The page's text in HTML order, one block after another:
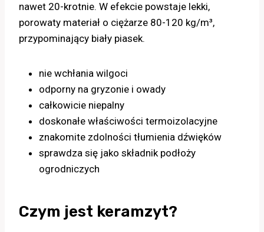
nawet 20-krotnie. W efekcie powstaje lekki,
porowaty materiał o ciężarze 80-120 kg/m³,
przypominający biały piasek.
nie wchłania wilgoci
odporny na gryzonie i owady
całkowicie niepalny
doskonałe właściwości termoizolacyjne
znakomite zdolności tłumienia dźwięków
sprawdza się jako składnik podłoży
ogrodniczych
Czym jest keramzyt?